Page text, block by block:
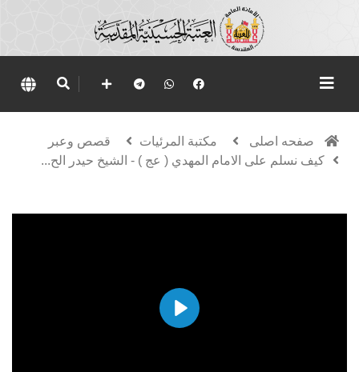
صفحه اصلی مكتبة المرئيات
قصص وعبر
كيف نسلم على الامام المهدي ( عج ) - الشيخ حيدر الح...
Play